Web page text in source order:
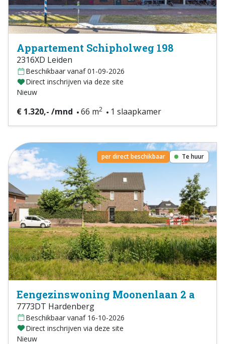
Appartement Schipholweg 198
2316XD Leiden
Beschikbaar vanaf 01-09-2026
Direct inschrijven via deze site
Nieuw
€ 1.320,- /mnd 66 m2 1 slaapkamer
per direct beschikbaar Te huur
Eengezinswoning Moonenlaan 2 a
7773DT Hardenberg
Beschikbaar vanaf 16-10-2026
Direct inschrijven via deze site
Nieuw